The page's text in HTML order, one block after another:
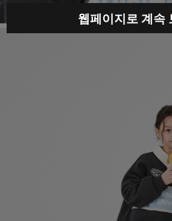
웹페이지로 계속